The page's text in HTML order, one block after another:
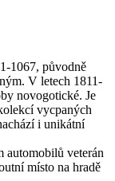
1067, původně
V letech 1811-
novogotické. Je
vycpaných
i unikátní
automobilů veterán
místo na hradě